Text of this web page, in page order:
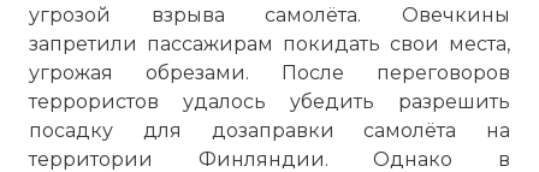
угрозой взрыва самолёта. Овечкины
запретили пассажирам покидать свои места,
угрожая обрезами. После переговоров
террористов удалось убедить разрешить
посадку для дозаправки самолёта на
территории Финляндии. Однако в